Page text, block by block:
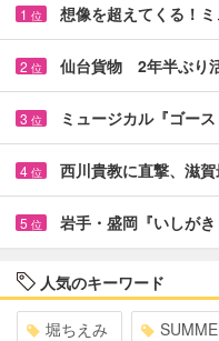
1 位 想像を超えてくる！
2 位 仙台貨物 2年半ぶり
3 位 ミュージカル『ゴー
4 位 西川貴教に直撃、滋
5 位 岩手・盛岡『いしが
人気のキーワード
堀ちえみ